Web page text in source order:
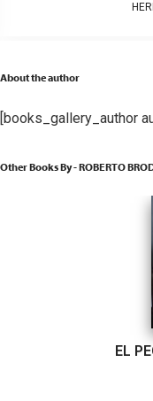
About the author
[books_gallery_author
Other Books By - ROBERTO
EL